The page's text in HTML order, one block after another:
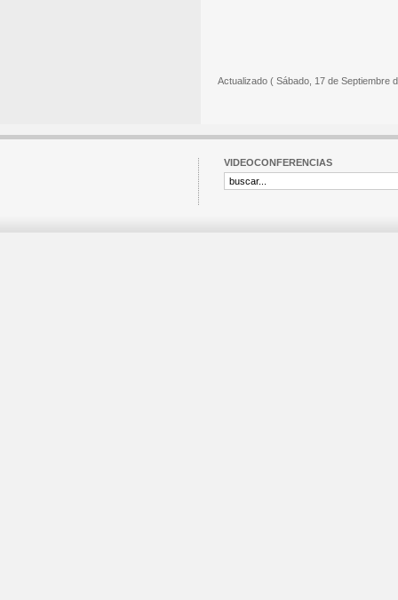
Actualizado ( Sábado, 17 de Septiembre
VIDEOCONFERENCIAS